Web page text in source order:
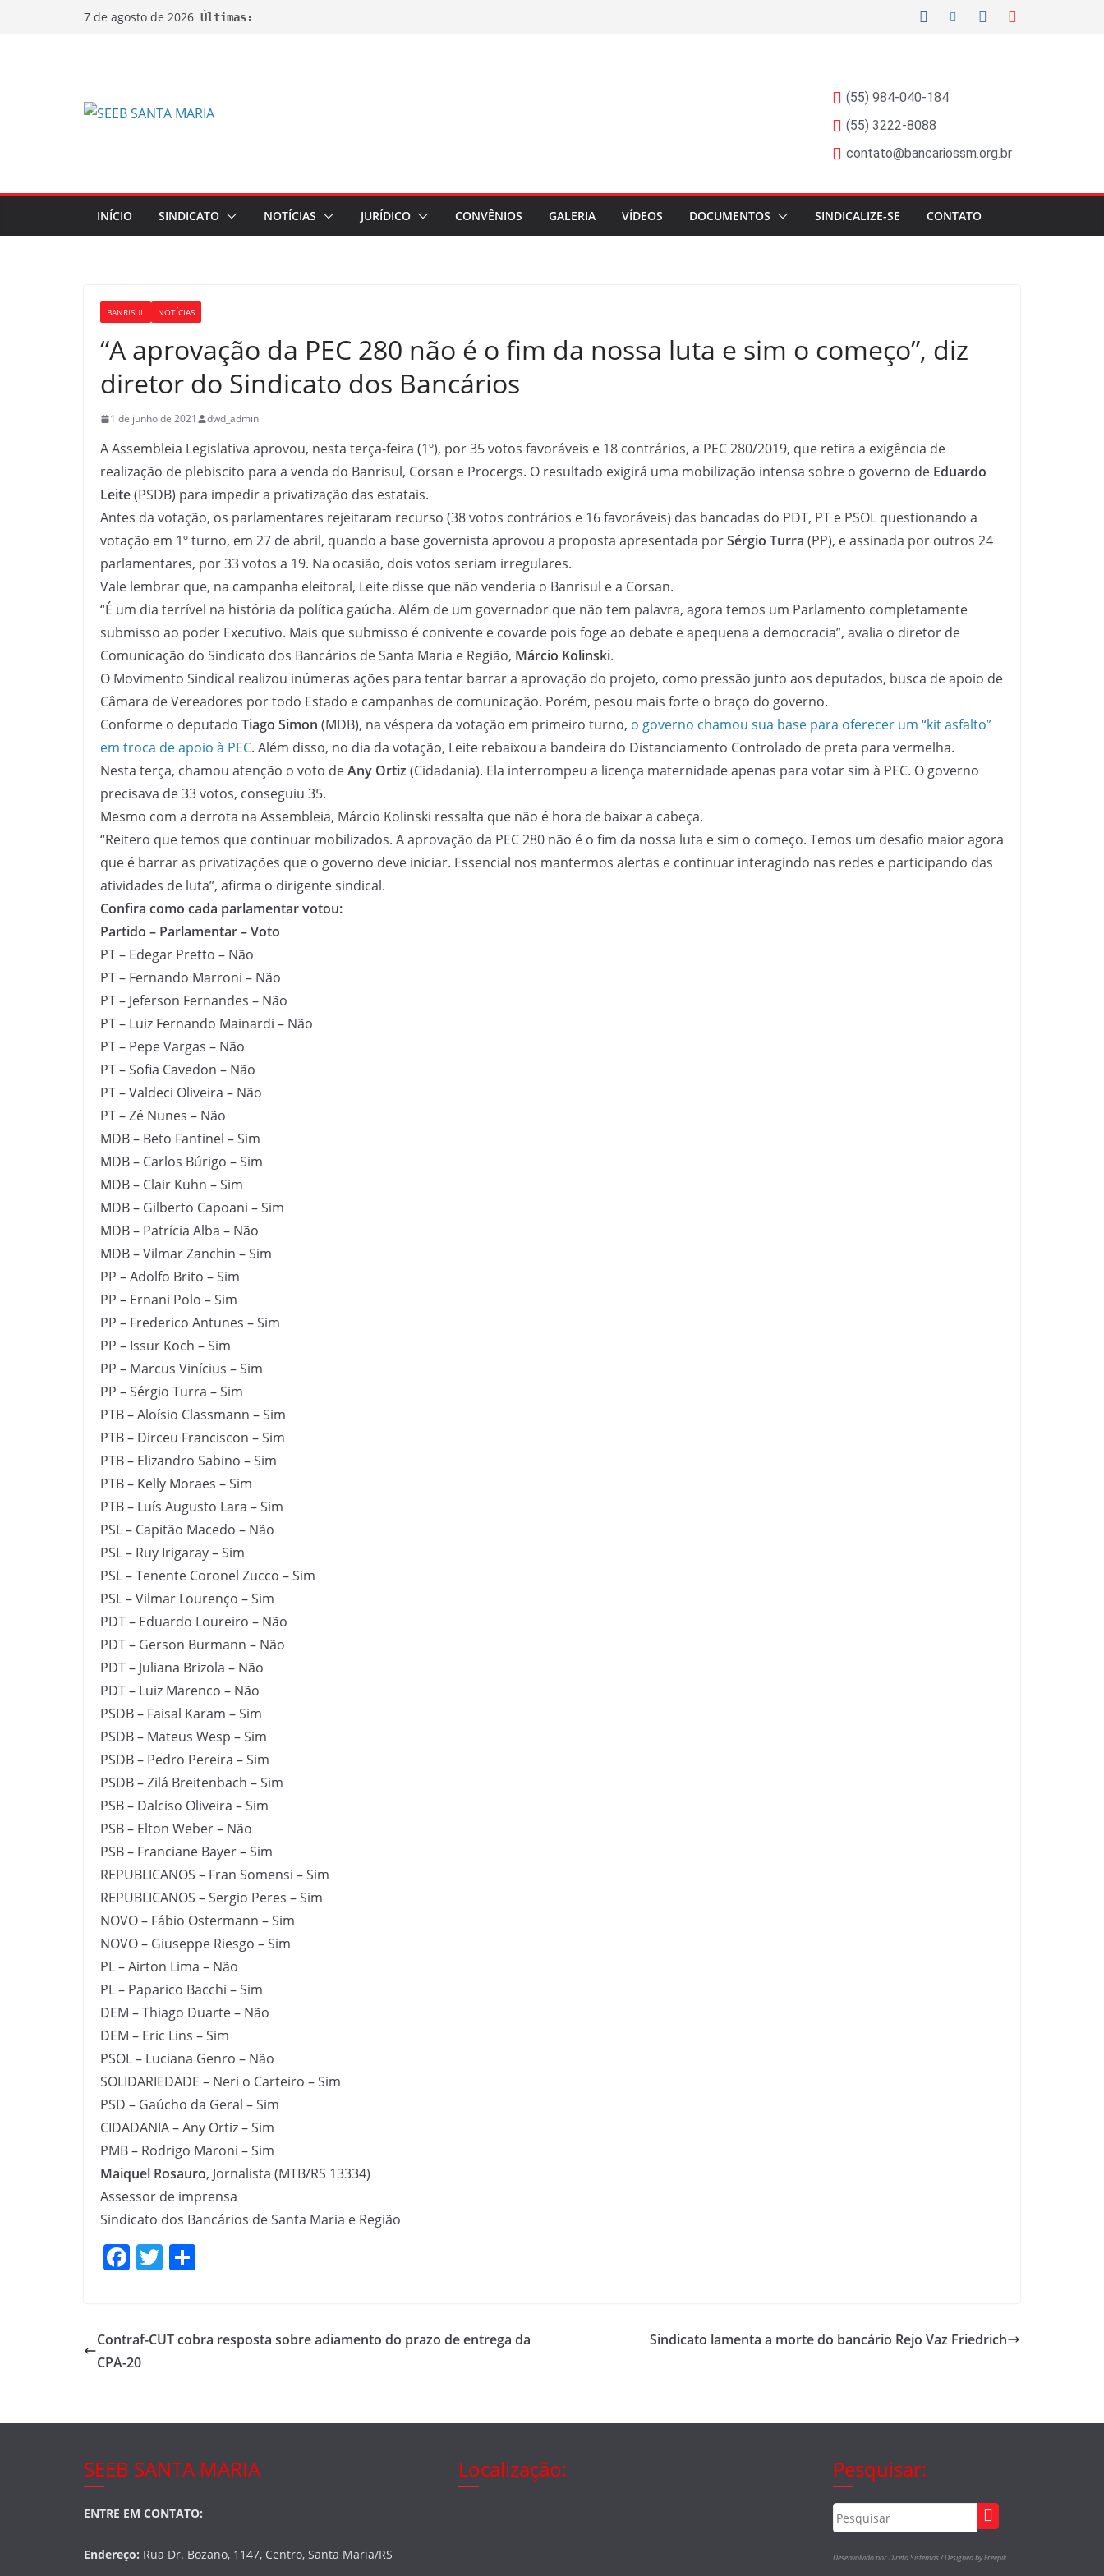
7 de agosto de 2026 Últimas:
(55) 984-040-184
(55) 3222-8088
contato@bancariossm.org.br
INÍCIO SINDICATO NOTÍCIAS JURÍDICO CONVÊNIOS GALERIA VÍDEOS DOCUMENTOS SINDICALIZE-SE CONTATO
BANRISUL NOTÍCIAS
“A aprovação da PEC 280 não é o fim da nossa luta e sim o começo”, diz
diretor do Sindicato dos Bancários
1 de junho de 2021 dwd_admin
A Assembleia Legislativa aprovou, nesta terça-feira (1º), por 35 votos favoráveis e 18 contrários, a PEC 280/2019, que retira a exigência de
realização de plebiscito para a venda do Banrisul, Corsan e Procergs. O resultado exigirá uma mobilização intensa sobre o governo de Eduardo
Leite(PSDB) para impedir a privatização das estatais.
Antes da votação, os parlamentares rejeitaram recurso (38 votos contrários e 16 favoráveis) das bancadas do PDT, PT e PSOL questionando a
votação em 1º turno, em 27 de abril, quando a base governista aprovou a proposta apresentada porSérgio Turra (PP), e assinada por outros 24
parlamentares, por 33 votos a 19. Na ocasião, dois votos seriam irregulares.
Vale lembrar que, na campanha eleitoral, Leite disse que não venderia o Banrisul e a Corsan.
“É um dia terrível na história da política gaúcha. Além de um governador que não tem palavra, agora temos um Parlamento completamente
submisso ao poder Executivo. Mais que submisso é conivente e covarde pois foge ao debate e apequena a democracia”, avalia o diretor de
Comunicação do Sindicato dos Bancários de Santa Maria e Região, Márcio Kolinski.
O Movimento Sindical realizou inúmeras ações para tentar barrar a aprovação do projeto, como pressão junto aos deputados, busca de apoio de
Câmara de Vereadores por todo Estado e campanhas de comunicação. Porém, pesou mais forte o braço do governo.
Conforme o deputado Tiago Simon (MDB), na véspera da votação em primeiro turno, o governo chamou sua base para oferecer um “kit asfalto”
em troca de apoio à PEC. Além disso, no dia da votação, Leite rebaixou a bandeira do Distanciamento Controlado de preta para vermelha.
Nesta terça, chamou atenção o voto deAny Ortiz (Cidadania). Ela interrompeu a licença maternidade apenas para votar sim à PEC. O governo
precisava de 33 votos, conseguiu 35.
Mesmo com a derrota na Assembleia, Márcio Kolinski ressalta que não é hora de baixar a cabeça.
“Reitero que temos que continuar mobilizados. A aprovação da PEC 280 não é o fim da nossa luta e sim o começo. Temos um desafio maior agora
que é barrar as privatizações que o governo deve iniciar. Essencial nos mantermos alertas e continuar interagindo nas redes e participando das
atividades de luta”, afirma o dirigente sindical.
Confira como cada parlamentar votou:
Partido – Parlamentar – Voto
PT – Edegar Pretto – Não
PT – Fernando Marroni – Não
PT – Jeferson Fernandes – Não
PT – Luiz Fernando Mainardi – Não
PT – Pepe Vargas – Não
PT – Sofia Cavedon – Não
PT – Valdeci Oliveira – Não
PT – Zé Nunes – Não
MDB – Beto Fantinel – Sim
MDB – Carlos Búrigo – Sim
MDB – Clair Kuhn – Sim
MDB – Gilberto Capoani – Sim
MDB – Patrícia Alba – Não
MDB – Vilmar Zanchin – Sim
PP – Adolfo Brito – Sim
PP – Ernani Polo – Sim
PP – Frederico Antunes – Sim
PP – Issur Koch – Sim
PP – Marcus Vinícius – Sim
PP – Sérgio Turra – Sim
PTB – Aloísio Classmann – Sim
PTB – Dirceu Franciscon – Sim
PTB – Elizandro Sabino – Sim
PTB – Kelly Moraes – Sim
PTB – Luís Augusto Lara – Sim
PSL – Capitão Macedo – Não
PSL – Ruy Irigaray – Sim
PSL – Tenente Coronel Zucco – Sim
PSL – Vilmar Lourenço – Sim
PDT – Eduardo Loureiro – Não
PDT – Gerson Burmann – Não
PDT – Juliana Brizola – Não
PDT – Luiz Marenco – Não
PSDB – Faisal Karam – Sim
PSDB – Mateus Wesp – Sim
PSDB – Pedro Pereira – Sim
PSDB – Zilá Breitenbach – Sim
PSB – Dalciso Oliveira – Sim
PSB – Elton Weber – Não
PSB – Franciane Bayer – Sim
REPUBLICANOS – Fran Somensi – Sim
REPUBLICANOS – Sergio Peres – Sim
NOVO – Fábio Ostermann – Sim
NOVO – Giuseppe Riesgo – Sim
PL – Airton Lima – Não
PL – Paparico Bacchi – Sim
DEM – Thiago Duarte – Não
DEM – Eric Lins – Sim
PSOL – Luciana Genro – Não
SOLIDARIEDADE – Neri o Carteiro – Sim
PSD – Gaúcho da Geral – Sim
CIDADANIA – Any Ortiz – Sim
PMB – Rodrigo Maroni – Sim
Maiquel Rosauro, Jornalista (MTB/RS 13334)
Assessor de imprensa
Sindicato dos Bancários de Santa Maria e Região
F
e
b
o
T
er e
Contraf-CUT cobra resposta sobre adiamento do prazo de entrega da
CPA-20
Sindicato lamenta a morte do bancário Rejo Vaz Friedrich
SEEB SANTA MARIA
ENTRE EM CONTATO:
Endereço: Rua Dr. Bozano, 1147, Centro, Santa Maria/RS
Localização: Pesquisar:
Desenvolvido por Direta Sistemas /Designed by Freepik